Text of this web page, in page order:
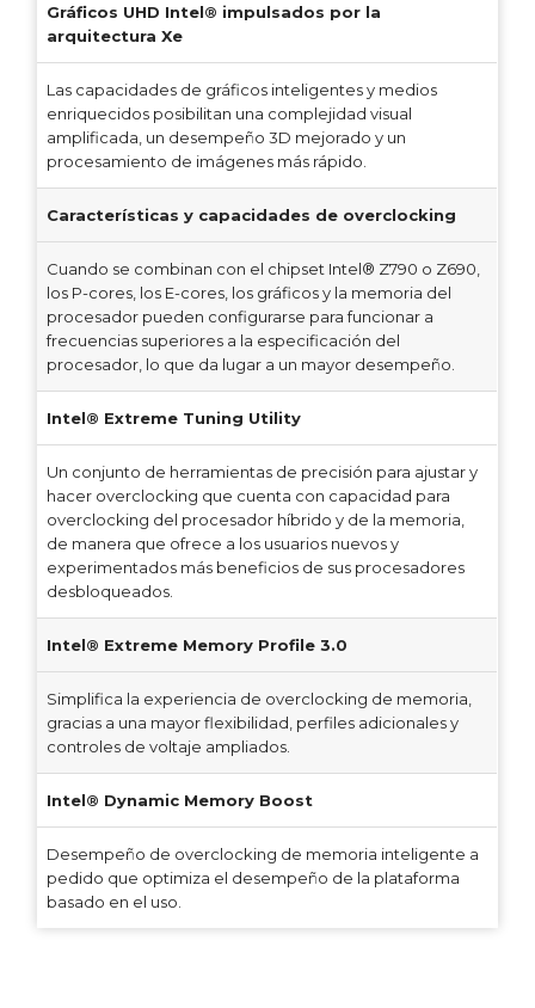
Gráficos UHD Intel® impulsados por la
arquitectura Xe
Las capacidades de gráficos inteligentes y medios
enriquecidos posibilitan una complejidad visual
amplificada, un desempeño 3D mejorado y un
procesamiento de imágenes más rápido.
Características y capacidades de overclocking
Cuando se combinan con el chipset Intel® Z790 o Z690,
los P-cores, los E-cores, los gráficos y la memoria del
procesador pueden configurarse para funcionar a
frecuencias superiores a la especificación del
procesador, lo que da lugar a un mayor desempeño.
Intel® Extreme Tuning Utility
Un conjunto de herramientas de precisión para ajustar y
hacer overclocking que cuenta con capacidad para
overclocking del procesador híbrido y de la memoria,
de manera que ofrece a los usuarios nuevos y
experimentados más beneficios de sus procesadores
desbloqueados.
Intel® Extreme Memory Profile 3.0
Simplifica la experiencia de overclocking de memoria,
gracias a una mayor flexibilidad, perfiles adicionales y
controles de voltaje ampliados.
Intel® Dynamic Memory Boost
Desempeño de overclocking de memoria inteligente a
pedido que optimiza el desempeño de la plataforma
basado en el uso.